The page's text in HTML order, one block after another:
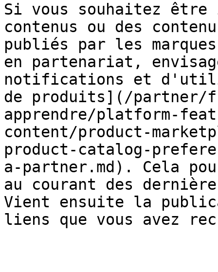
Si vous souhaitez être
contenus ou des
publiés par les
en partenariat,
notifications et
de produits](/partner/
apprendre/platform-
content/product-
product-catalog-
a-partner.md). Cela
au courant des
Vient ensuite la
liens que vous avez